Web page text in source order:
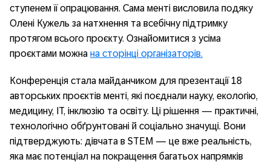
ступенем її опрацювання. Сама менті висловила подяку
Олені Кужель за натхнення та всебічну підтримку
протягом всього проєкту. Ознайомитися з усіма
проєктами можна на сторінці організаторів.
Конференція стала майданчиком для презентації 18
авторських проєктів менті, які поєднали науку, екологію,
медицину, ІТ, інклюзію та освіту. Ці рішення — практичні,
технологічно обґрунтовані й соціально значущі. Вони
підтверджують: дівчата в STEM — це вже реальність,
яка має потенціал на покращення багатьох напрямків